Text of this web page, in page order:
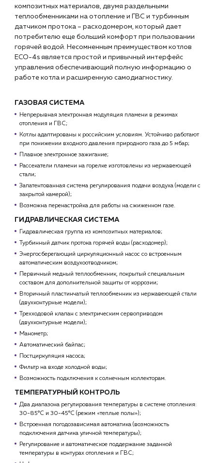
Чат-бот
+7 (918) 070-19-79
Пн – пт: 9:00 – 18:00
sales@profpotok.ru
г. Краснодар, ул. Российская, 63
композитных материалов, двумя раздельными
теплообменниками на отопление и ГВС и турбинным
датчиком протока – расходомером, который дает
потребителю еще больший комфорт при пользовании
горячей водой. Несомненным преимуществом котлов
ECO-4s является простой и привычный интерфейс
управления обеспечивающий полную информацию о
работе котла и расширенную самодиагностику.
ГАЗОВАЯ СИСТЕМА
Непрерывная электронная модуляция пламени в режимах
отопления и ГВС;
Котлы адаптированы к российским условиям. Устойчиво работают
при понижении входного давления природного газа до 5 мбар;
Плавное электронное зажигание;
Рассекатели пламени на горелке изготовлены из нержавеющей
стали;
Запатентованная система регулирования подачи воздуха (модели с
закрытой камерой);
Возможна перенастройка для работы на сжиженном газе.
ГИДРАВЛИЧЕСКАЯ СИСТЕМА
Гидравлическая группа из композитных материалов;
Турбинный датчик протока горячей воды (расходомер);
Энергосберегающий циркуляционный насос со встроенным
автоматическим воздухоотводчиком;
Первичный медный теплообменник, покрытый специальным
составом для дополнительной защиты от коррозии;
Вторичный пластинчатый теплообменник из нержавеющей стали
(двухконтурные модели);
Трехходовой клапан с электрическим сервоприводом
(двухконтурные модели);
Манометр;
Автоматический байпас;
Постциркуляция насоса;
Фильтр на входе холодной воды;
Возможность подключения к солнечным коллекторам.
ТЕМПЕРАТУРНЫЙ КОНТРОЛЬ
Два диапазона регулирования температуры в системе отопления:
30-85°С и 30-45°С (режим «теплые полы»);
Встроенная погодозависимая автоматика (возможность
подключения датчика уличной температуры);
Регулирование и автоматическое поддержание заданной
температуры в контурах отопления и ГВС;